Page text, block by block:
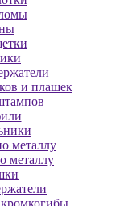
и плашек
металлу
металлу